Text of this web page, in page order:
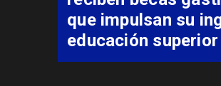
que impulsan su
educación superior